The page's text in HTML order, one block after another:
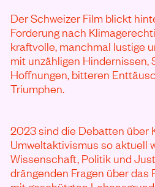
Der Schweizer Film blickt
Forderung nach
kraftvolle, manchmal lustige
mit unzähligen Hindernissen,
Hoffnungen, bitteren
Triumphen.
2023 sind die Debatten über
Umweltaktivismus so aktuell
Wissenschaft, Politik und
drängenden Fragen über